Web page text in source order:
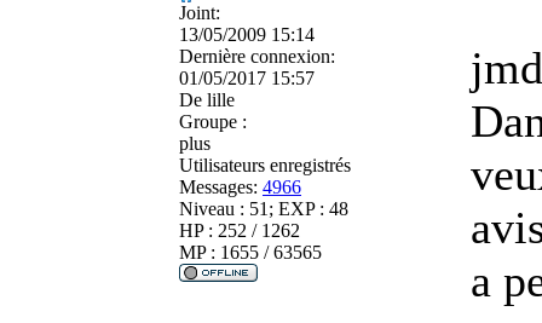
Joint:
13/05/2009 15:14
Dernière connexion:
01/05/2017 15:57
De lille
Groupe :
plus
Utilisateurs enregistrés
Messages: 4966
Niveau : 51; EXP : 48
HP : 252 / 1262
MP : 1655 / 63565
a